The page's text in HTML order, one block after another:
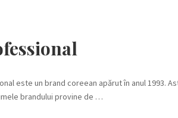
este un brand coreean apărut în anul 1993.
brandului provine de …